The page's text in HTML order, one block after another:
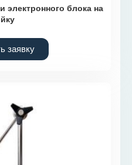
электронного блока на
заявку